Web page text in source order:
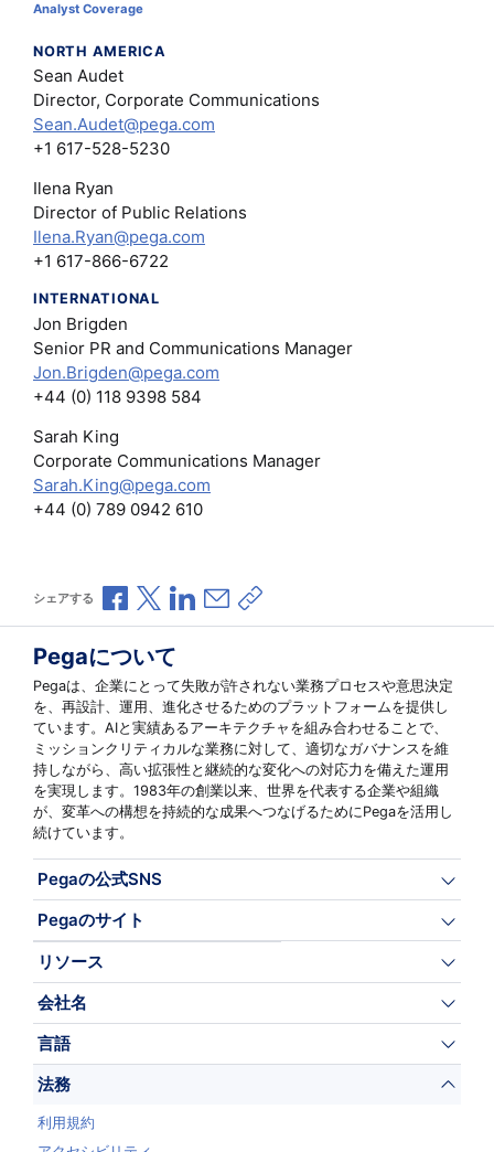
Analyst Coverage
NORTH AMERICA
Sean Audet
Director, Corporate Communications
Sean.Audet@pega.com
+1 617-528-5230
Ilena Ryan
Director of Public Relations
Ilena.Ryan@pega.com
+1 617-866-6722
INTERNATIONAL
Jon Brigden
Senior PR and Communications Manager
Jon.Brigden@pega.com
+44 (0) 118 9398 584
Sarah King
Corporate Communications Manager
Sarah.King@pega.com
+44 (0) 789 0942 610
シェアする Facebookで共有
Xで共有LinkedInで共有
メールで共有
共有リンクをコピー
Pegaについて
Pegaは、企業にとって失敗が許されない業務プロセスや意思決定
を、再設計、運用、進化させるためのプラットフォームを提供し
ています。AIと実績あるアーキテクチャを組み合わせることで、
ミッションクリティカルな業務に対して、適切なガバナンスを維
持しながら、高い拡張性と継続的な変化への対応力を備えた運用
を実現します。1983年の創業以来、世界を代表する企業や組織
が、変革への構想を持続的な成果へつなげるためにPegaを活用し
続けています。
Pegaの公式SNS
Pegaのサイト
リソース
会社名
言語
法務
利用規約